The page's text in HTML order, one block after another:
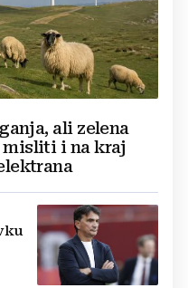
ali zelena
i na kraj